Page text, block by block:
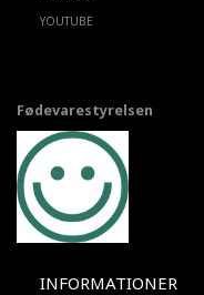
YOUTUBE
Fødevarestyrelsen
INFORMATIONER